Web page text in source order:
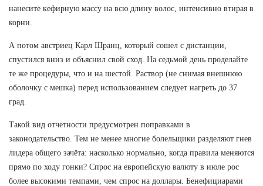
нанесите кефирную массу на всю длину волос, интенсивно втирая в
корни.
А потом австриец Карл Шранц, который сошел с дистанции,
спустился вниз и объяснил свой сход. На седьмой день проделайте
те же процедуры, что и на шестой. Раствор (не снимая внешнюю
оболочку с мешка) перед использованием следует нагреть до 37
град.
Такой вид отчетности предусмотрен поправками в
законодательство. Тем не менее многие болельщики разделяют гнев
лидера общего зачёта: насколько нормально, когда правила меняются
прямо по ходу гонки? Спрос на европейскую валюту в июле рос
более высокими темпами, чем спрос на доллары. Бенефициарами